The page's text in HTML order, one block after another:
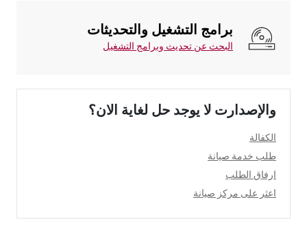
برامج التشغيل والتحديثات
البحث عن تحديث وبرامج التشغيل
والإصدارت لا يوجد حل لغاية الان؟
الكفالة
طلب خدمة صيانة
ارفاق الطلب
اعثر على مركز صيانة